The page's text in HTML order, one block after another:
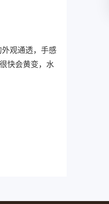
观通透，手感
快会黄变，水